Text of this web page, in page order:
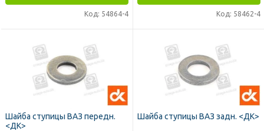
Код: 54864-4 Код: 58462-4
Шайба ступицы ВАЗ передн.
<ДК>
Шайба ступицы ВАЗ задн. <ДК>